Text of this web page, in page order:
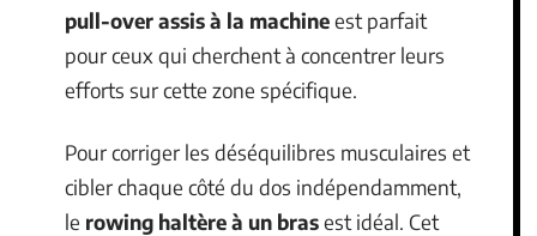
pull-over assis à la machineest parfait
pour ceux qui cherchent à concentrer leurs
efforts sur cette zone spécifique.
Pour corriger les déséquilibres musculaires et
cibler chaque côté du dos indépendamment,
le rowing haltère à un brasest idéal. Cet